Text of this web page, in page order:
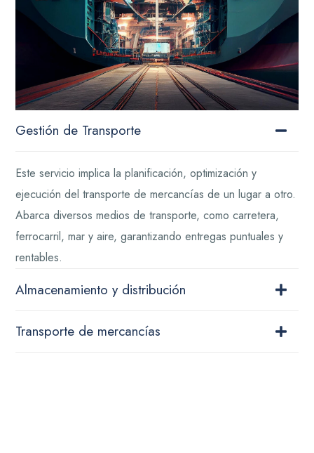
Gestión de Transporte
Este servicio implica la planificación, optimización y
ejecución del transporte de mercancías de un lugar a otro.
Abarca diversos medios de transporte, como carretera,
ferrocarril, mar y aire, garantizando entregas puntuales y
rentables.
Almacenamiento y distribución
Transporte de mercancías